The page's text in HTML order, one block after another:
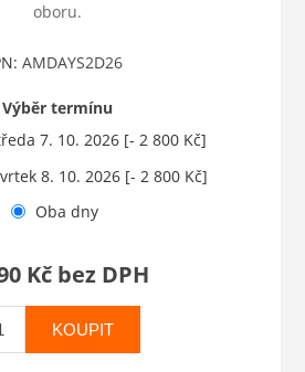
oboru.
AMDAYS2D26
Výběr termínu
7. 10. 2026 [- 2 800 Kč]
8. 10. 2026 [- 2 800 Kč]
Oba dny
Kč bez DPH
KOUPIT